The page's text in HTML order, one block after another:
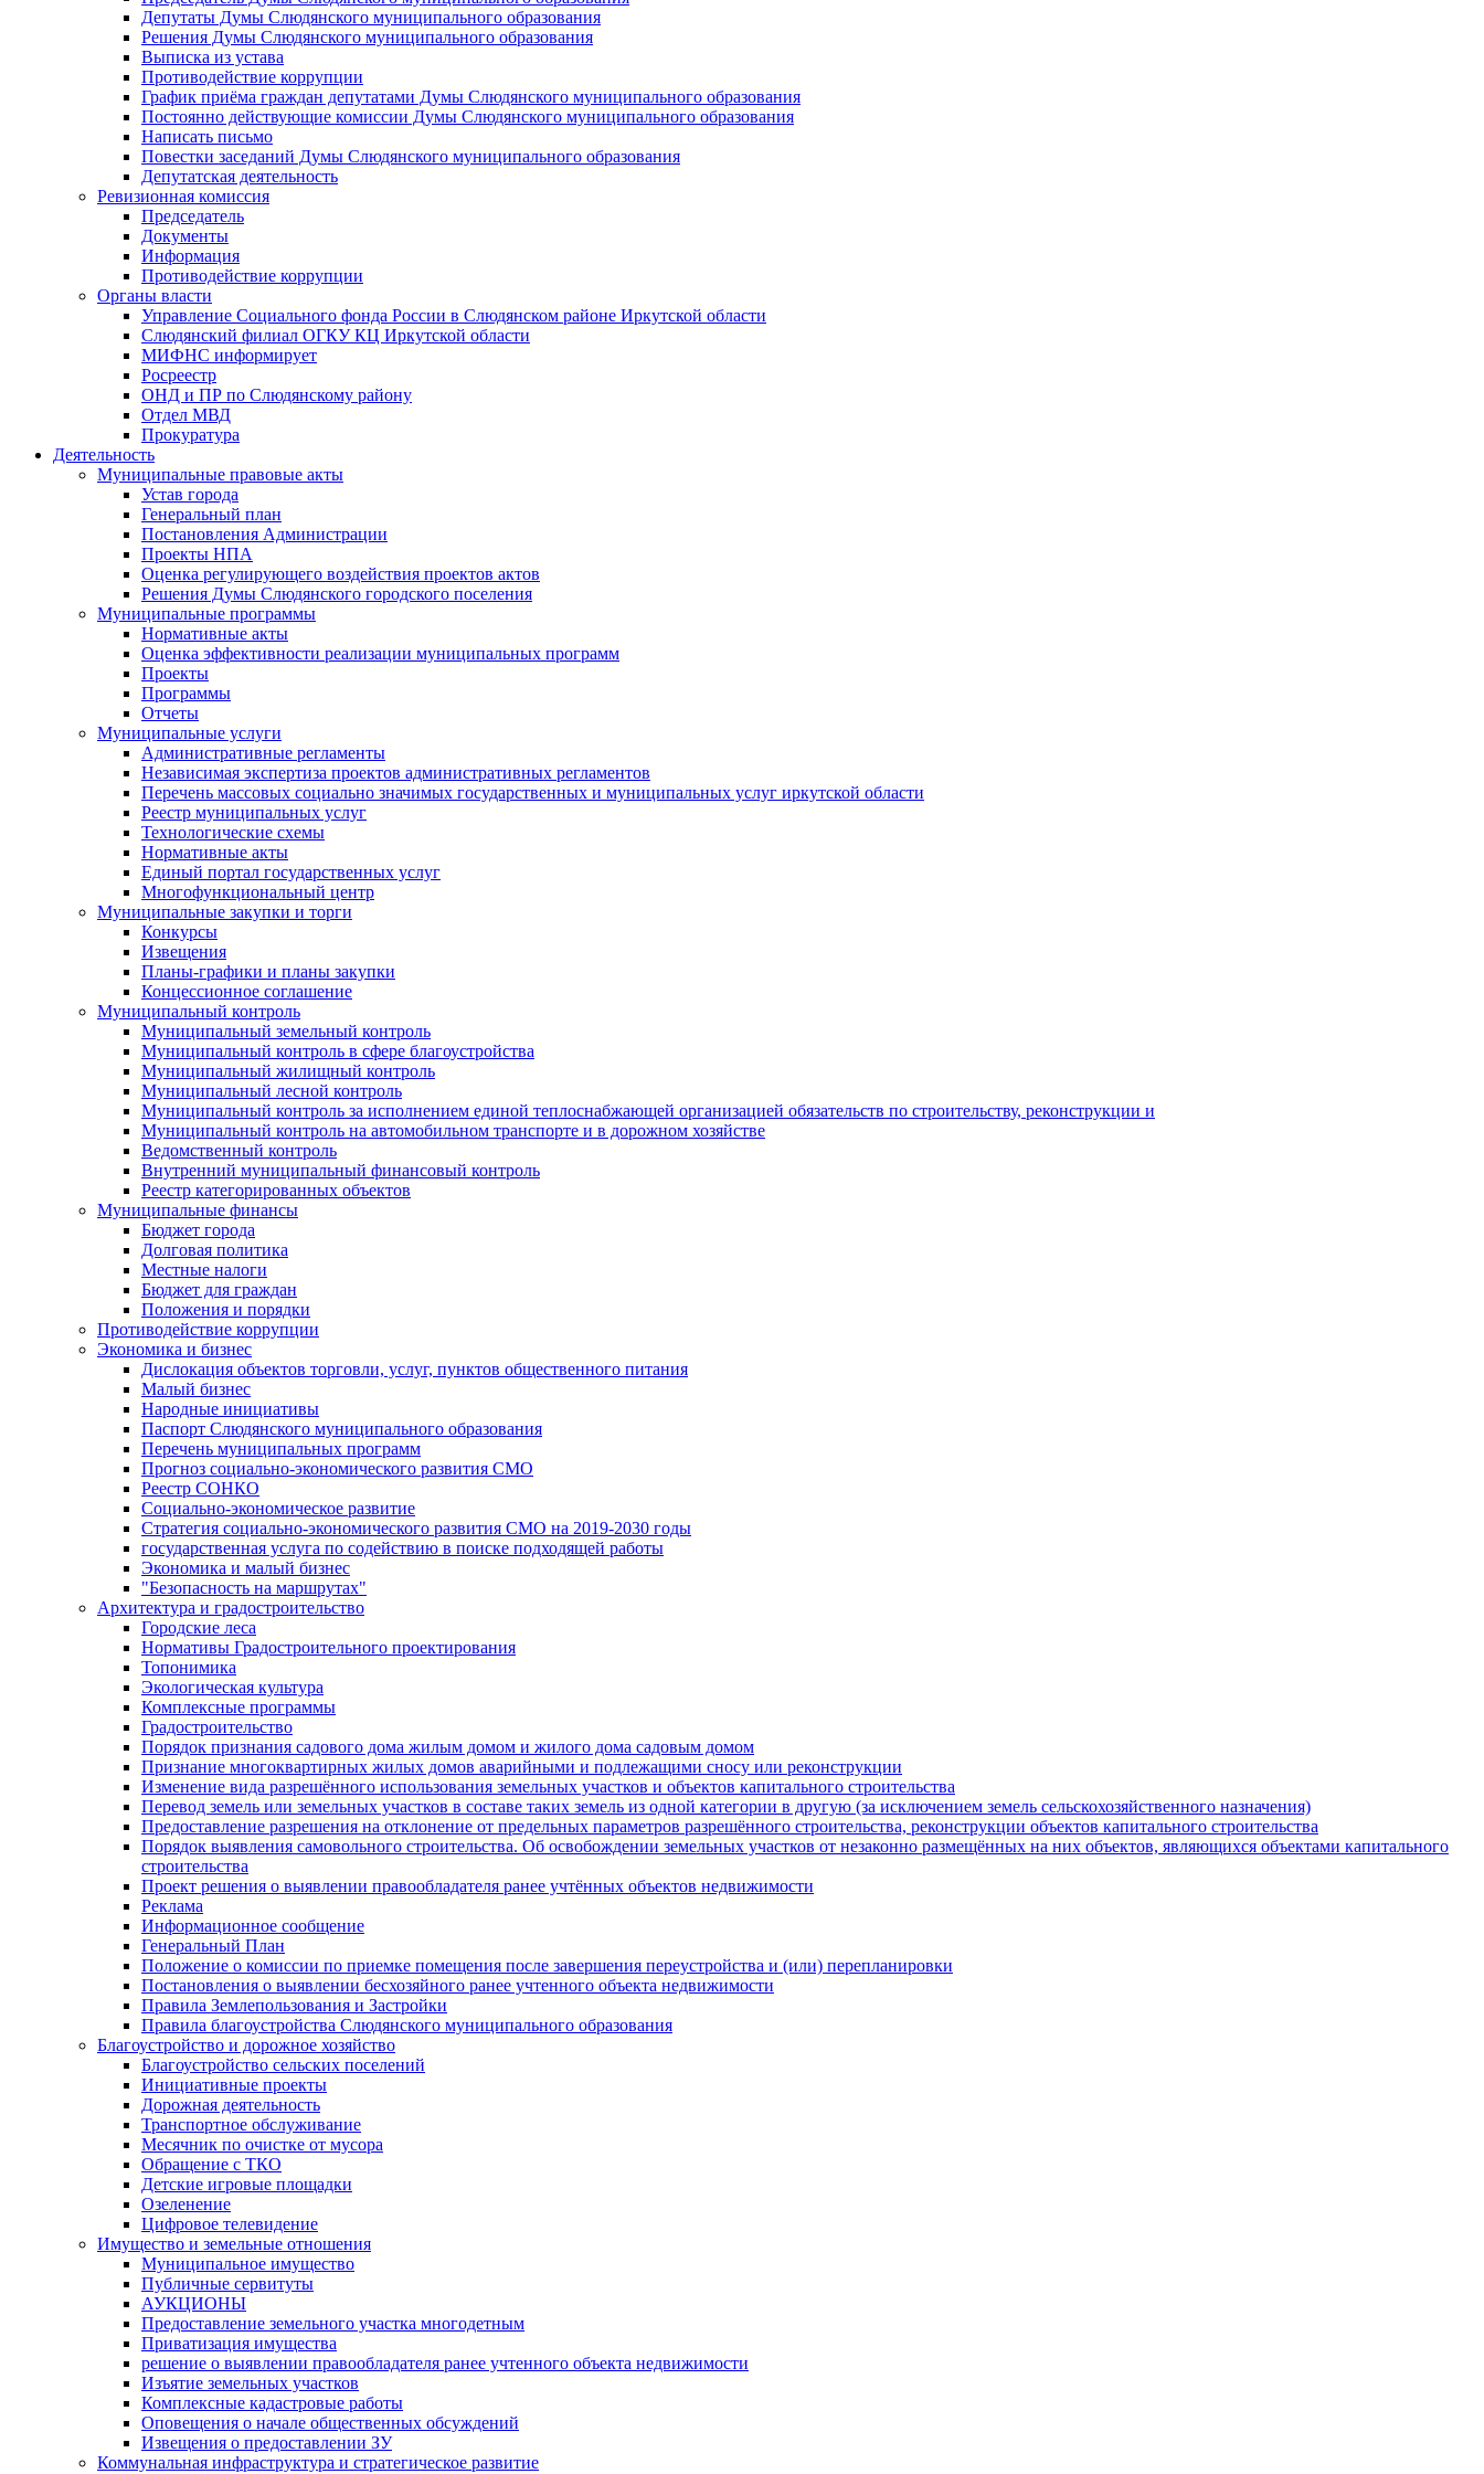
Депутаты Думы Слюдянского муниципального образования
Решения Думы Слюдянского муниципального образования
Выписка из устава
Противодействие коррупции
График приёма граждан депутатами Думы Слюдянского муниципального образования
Постоянно действующие комиссии Думы Слюдянского муниципального образования
Написать письмо
Повестки заседаний Думы Слюдянского муниципального образования
Депутатская деятельность
Ревизионная комиссия
Председатель
Документы
Информация
Противодействие коррупции
Органы власти
Управление Социального фонда России в Слюдянском районе Иркутской области
Слюдянский филиал ОГКУ КЦ Иркутской области
МИФНС информирует
Росреестр
ОНД и ПР по Слюдянскому району
Отдел МВД
Прокуратура
Деятельность
Муниципальные правовые акты
Устав города
Генеральный план
Постановления Администрации
Проекты НПА
Оценка регулирующего воздействия проектов актов
Решения Думы Слюдянского городского поселения
Муниципальные программы
Нормативные акты
Оценка эффективности реализации муниципальных программ
Проекты
Программы
Отчеты
Муниципальные услуги
Административные регламенты
Независимая экспертиза проектов административных регламентов
Перечень массовых социально значимых государственных и муниципальных услуг иркутской области
Реестр муниципальных услуг
Технологические схемы
Нормативные акты
Единый портал государственных услуг
Многофункциональный центр
Муниципальные закупки и торги
Конкурсы
Извещения
Планы-графики и планы закупки
Концессионное соглашение
Муниципальный контроль
Муниципальный земельный контроль
Муниципальный контроль в сфере благоустройства
Муниципальный жилищный контроль
Муниципальный лесной контроль
Муниципальный контроль за исполнением единой теплоснабжающей организацией обязательств по строительству, реконструкции и
Муниципальный контроль на автомобильном транспорте и в дорожном хозяйстве
Ведомственный контроль
Внутренний муниципальный финансовый контроль
Реестр категорированных объектов
Муниципальные финансы
Бюджет города
Долговая политика
Местные налоги
Бюджет для граждан
Положения и порядки
Противодействие коррупции
Экономика и бизнес
Дислокация объектов торговли, услуг, пунктов общественного питания
Малый бизнес
Народные инициативы
Паспорт Слюдянского муниципального образования
Перечень муниципальных программ
Прогноз социально-экономического развития СМО
Реестр СОНКО
Социально-экономическое развитие
Стратегия социально-экономического развития СМО на 2019-2030 годы
государственная услуга по содействию в поиске подходящей работы
Экономика и малый бизнес
"Безопасность на маршрутах"
Архитектура и градостроительство
Городские леса
Нормативы Градостроительного проектирования
Топонимика
Экологическая культура
Комплексные программы
Градостроительство
Порядок признания садового дома жилым домом и жилого дома садовым домом
Признание многоквартирных жилых домов аварийными и подлежащими сносу или реконструкции
Изменение вида разрешённого использования земельных участков и объектов капитального строительства
Перевод земель или земельных участков в составе таких земель из одной категории в другую (за исключением земель сельскохозяйственного назначения)
Предоставление разрешения на отклонение от предельных параметров разрешённого строительства, реконструкции объектов капитального строительства
Порядок выявления самовольного строительства. Об освобождении земельных участков от незаконно размещённых на них объектов, являющихся объектами капитального
строительства
Проект решения о выявлении правообладателя ранее учтённых объектов недвижимости
Реклама
Информационное сообщение
Генеральный План
Положение о комиссии по приемке помещения после завершения переустройства и (или) перепланировки
Постановления о выявлении бесхозяйного ранее учтенного объекта недвижимости
Правила Землепользования и Застройки
Правила благоустройства Слюдянского муниципального образования
Благоустройство и дорожное хозяйство
Благоустройство сельских поселений
Инициативные проекты
Дорожная деятельность
Транспортное обслуживание
Месячник по очистке от мусора
Обращение с ТКО
Детские игровые площадки
Озеленение
Цифровое телевидение
Имущество и земельные отношения
Муниципальное имущество
Публичные сервитуты
АУКЦИОНЫ
Предоставление земельного участка многодетным
Приватизация имущества
решение о выявлении правообладателя ранее учтенного объекта недвижимости
Изъятие земельных участков
Комплексные кадастровые работы
Оповещения о начале общественных обсуждений
Извещения о предоставлении ЗУ
Коммунальная инфраструктура и стратегическое развитие